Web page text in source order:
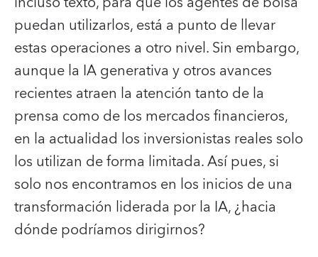
puedan utilizarlos, está a punto de llevar
estas operaciones a otro nivel. Sin embargo,
aunque la IA generativa y otros avances
recientes atraen la atención tanto de la
prensa como de los mercados financieros,
en la actualidad los inversionistas reales solo
los utilizan de forma limitada. Así pues, si
solo nos encontramos en los inicios de una
transformación liderada por la IA, ¿hacia
dónde podríamos dirigirnos?